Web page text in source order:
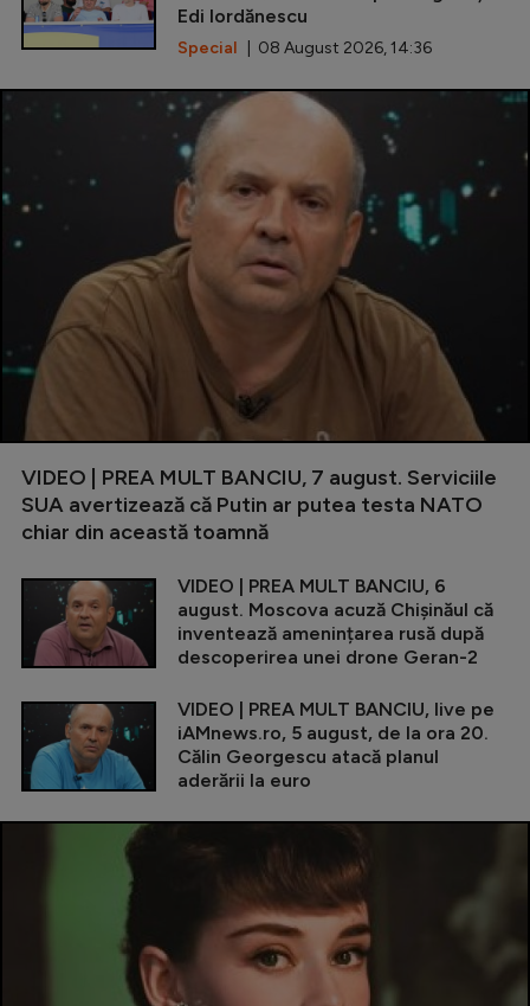
Edi Iordănescu
Special | 08 August 2026, 14:36
VIDEO | PREA MULT BANCIU, 7 august. Serviciile
SUA avertizează că Putin ar putea testa NATO
chiar din această toamnă
VIDEO | PREA MULT BANCIU, 6
august. Moscova acuză Chișinăul că
inventează amenințarea rusă după
descoperirea unei drone Geran-2
VIDEO | PREA MULT BANCIU, live pe
iAMnews.ro, 5 august, de la ora 20.
Călin Georgescu atacă planul
aderării la euro